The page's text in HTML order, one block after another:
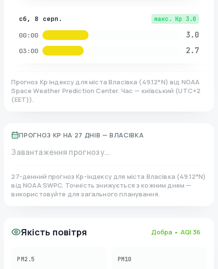
сб, 8 серп. макс. Kp 3.0
00:00 3.0
03:00 2.7
Прогноз Kp індексу для міста Власівка (49.12°N)від NOAA
Space Weather Prediction Center. Час — київський (UTC+2
(EET)).
ПРОГНОЗ KP НА 27 ДНІВ — ВЛАСІВКА
Завантаження прогнозу...
27-денний прогноз Kp-індексу для міста Власівка (49.12°N)
від NOAA SWPC. Точність знижується з кожним днем —
використовуйте для загального планування.
Якість повітря Добра • AQI 36
PM2.5 PM10